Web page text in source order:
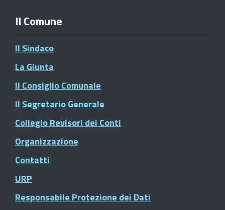
Il Comune
Il Sindaco
La Giunta
Il Consiglio Comunale
Il Segretario Generale
Collegio Revisori dei Conti
Organizzazione
Contatti
URP
Responsabile Protezione dei Dati